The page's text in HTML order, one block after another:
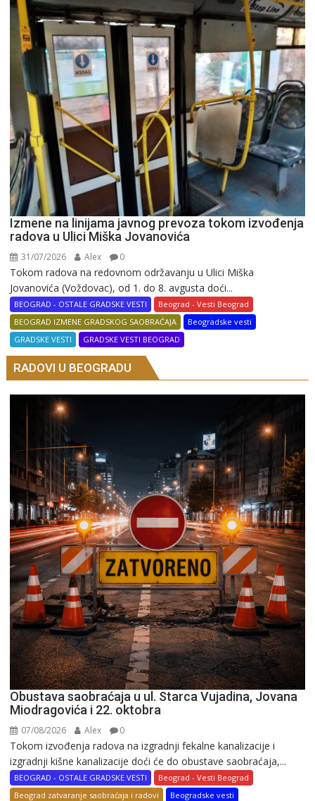
Izmene na linijama javnog prevoza tokom izvođenja
radova u Ulici Miška Jovanovića
31/07/2026 Alex 0
Tokom radova na redovnom održavanju u Ulici Miška
Jovanovića (Voždovac), od 1. do 8. avgusta doći...
BEOGRAD - OSTALE GRADSKE VESTI
Beograd - Vesti Beograd
BEOGRAD IZMENE GRADSKOG SAOBRAĆAJA
Beogradske vesti
GRADSKE VESTI
GRADSKE VESTI BEOGRAD
RADOVI U BEOGRADU
Obustava saobraćaja u ul. Starca Vujadina, Jovana
Miodragovića i 22. oktobra
07/08/2026 Alex 0
Tokom izvođenja radova na izgradnji fekalne kanalizacije i
izgradnji kišne kanalizacije doći će do obustave saobraćaja,...
BEOGRAD - OSTALE GRADSKE VESTI
Beograd - Vesti Beograd
Beograd zatvaranje saobraćaja i radovi
Beogradske vesti